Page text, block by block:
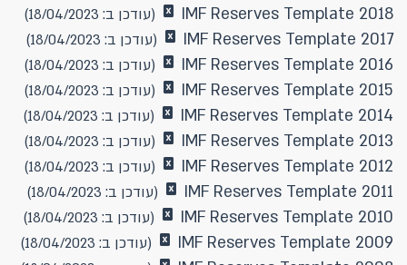
IMF Reserves Template 2018 (עודכן ב: 18/04/2023)
IMF Reserves Template 2017 (עודכן ב: 18/04/2023)
IMF Reserves Template 2016 (עודכן ב: 18/04/2023)
IMF Reserves Template 2015 (עודכן ב: 18/04/2023)
IMF Reserves Template 2014 (עודכן ב: 18/04/2023)
IMF Reserves Template 2013 (עודכן ב: 18/04/2023)
IMF Reserves Template 2012 (עודכן ב: 18/04/2023)
IMF Reserves Template 2011 (עודכן ב: 18/04/2023)
IMF Reserves Template 2010 (עודכן ב: 18/04/2023)
IMF Reserves Template 2009 (עודכן ב: 18/04/2023)